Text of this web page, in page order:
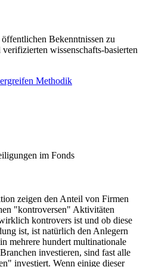
Bekenntnissen zu
wissenschafts-basierten
Methodik
im Fonds
zeigen den Anteil von Firmen
"kontroversen" Aktivitäten
kontrovers ist und ob diese
ist, ist natürlich den Anlegern
mehrere hundert multinationale
investieren, sind fast alle
investiert. Wenn einige dieser